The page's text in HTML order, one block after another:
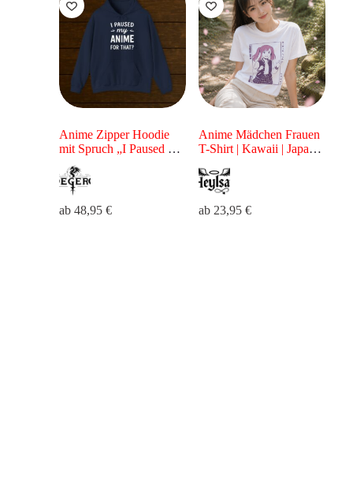
Anime Zipper Hoodie
mit Spruch „I Paused My
Anime For That?“
Lustiger Otaku Hoodie
als Geschenk für Anime-
Fans
ab 48,95 €
Anime Mädchen Frauen
T-Shirt | Kawaii | Japan
Otaku | Rosa Motiv
ab 23,95 €